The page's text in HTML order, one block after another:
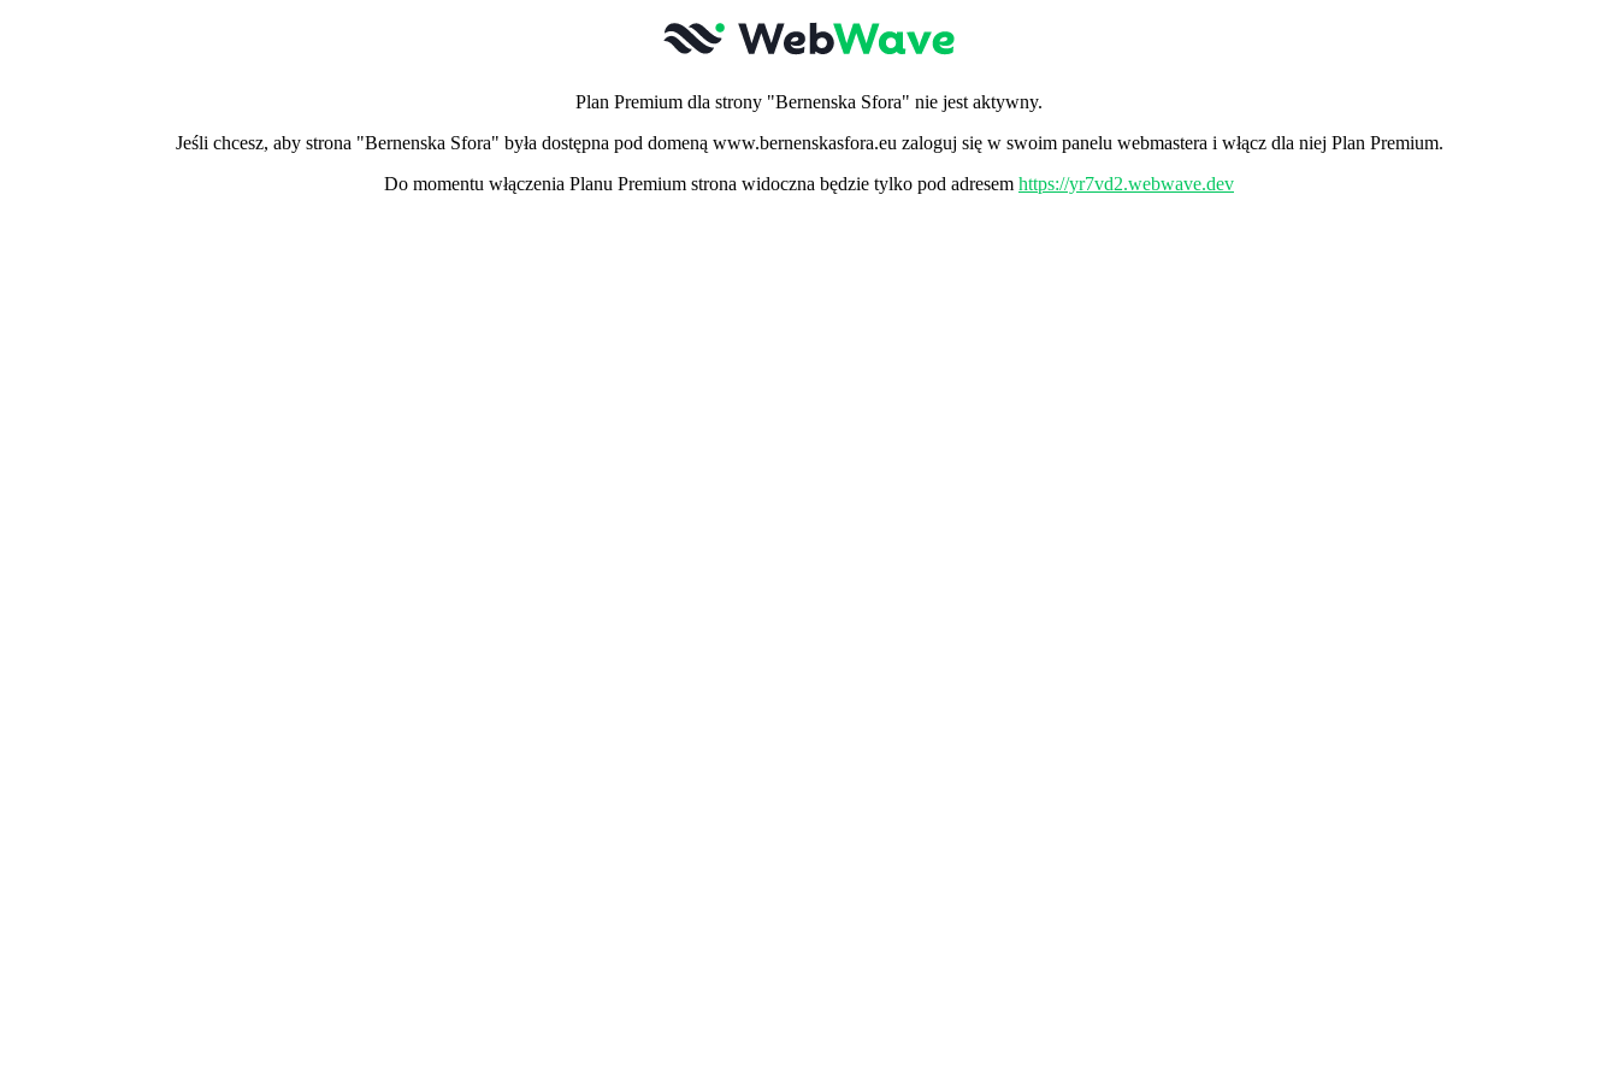
Plan Premium dla strony "Bernenska Sfora" nie jest aktywny.
Jeśli chcesz, aby strona "Bernenska Sfora" była dostępna pod domeną www.bernenskasfora.eu zaloguj się w swoim panelu webmastera i włącz dla niej Plan Premium.
Do momentu włączenia Planu Premium strona widoczna będzie tylko pod adresem https://yr7vd2.webwave.dev